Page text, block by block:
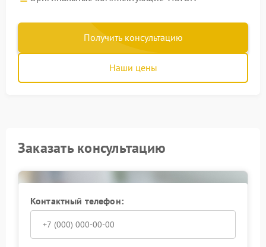
Получить консультацию
Наши цены
Заказать консультацию
Контактный телефон: